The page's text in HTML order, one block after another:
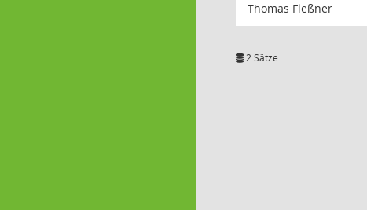
Thomas Fleßner
2 Sätze